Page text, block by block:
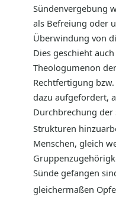
Sündenvergebung
als Befreiung oder
Überwindung von
Dies geschieht
Theologumenon der
Rechtfertigung
dazu aufgefordert,
Durchbrechung
Strukturen
Menschen, gleich
Sünde gefangen
gleichermaßen